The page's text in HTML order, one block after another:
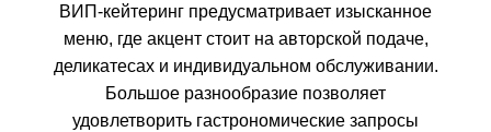
ВИП-кейтеринг предусматривает изысканное
меню, где акцент стоит на авторской подаче,
деликатесах и индивидуальном обслуживании.
Большое разнообразие позволяет
удовлетворить гастрономические запросы